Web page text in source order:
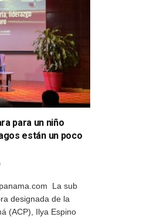
para un niño
están un poco
La sub
designada de la
(ACP), Ilya Espino